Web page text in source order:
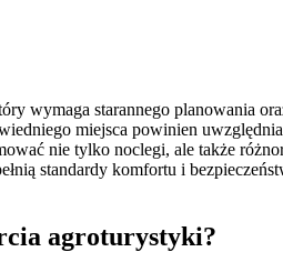
wymaga starannego planowania
miejsca powinien
nie tylko noclegi, ale także
standardy komfortu i
agroturystyki?